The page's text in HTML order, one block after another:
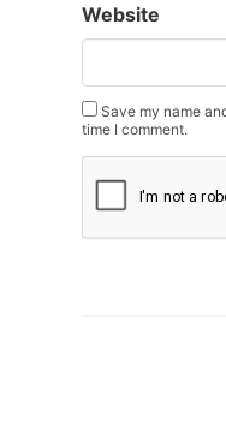
Website
Save my name
time I comment.